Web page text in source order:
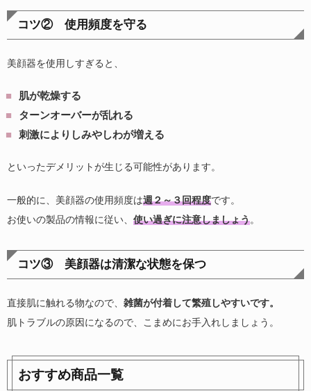
コツ② 使用頻度を守る
美顔器を使用しすぎると、
肌が乾燥する
ターンオーバーが乱れる
刺激によりしみやしわが増える
といったデメリットが生じる可能性があります。
一般的に、美顔器の使用頻度は週２～３回程度です。
お使いの製品の情報に従い、 使い過ぎに注意しましょう。
コツ③ 美顔器は清潔な状態を保つ
直接肌に触れる物なので、 雑菌が付着して繁殖しやすいです。
肌トラブルの原因になるので、こまめにお手入れしましょう。
おすすめ商品一覧